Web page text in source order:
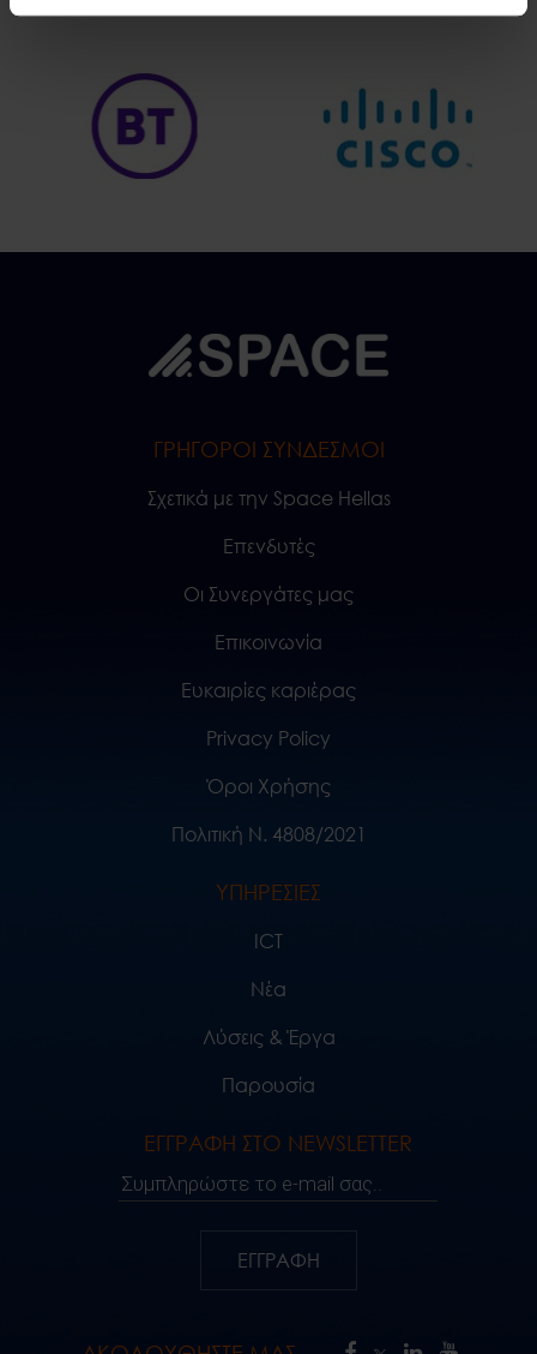
ΓΡΗΓΟΡΟΙ ΣΥΝΔΕΣΜΟΙ
Σχετικά με την Space Hellas
Επενδυτές
Οι Συνεργάτες μας
Επικοινωνία
Ευκαιρίες καριέρας
Privacy Policy
Όροι Χρήσης
Πολιτική Ν. 4808/2021
ΥΠΗΡΕΣΙΕΣ
ICT
Νέα
Λύσεις & Έργα
Παρουσία
ΕΓΓΡΑΦΗ ΣΤΟ NEWSLETTER
Συμπληρώστε το e-mail σας..
ΕΓΓΡΑΦΗ